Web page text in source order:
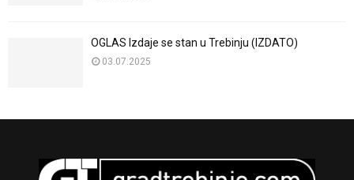
OGLAS Izdaje se stan u Trebinju (IZDATO)
03.07.2025